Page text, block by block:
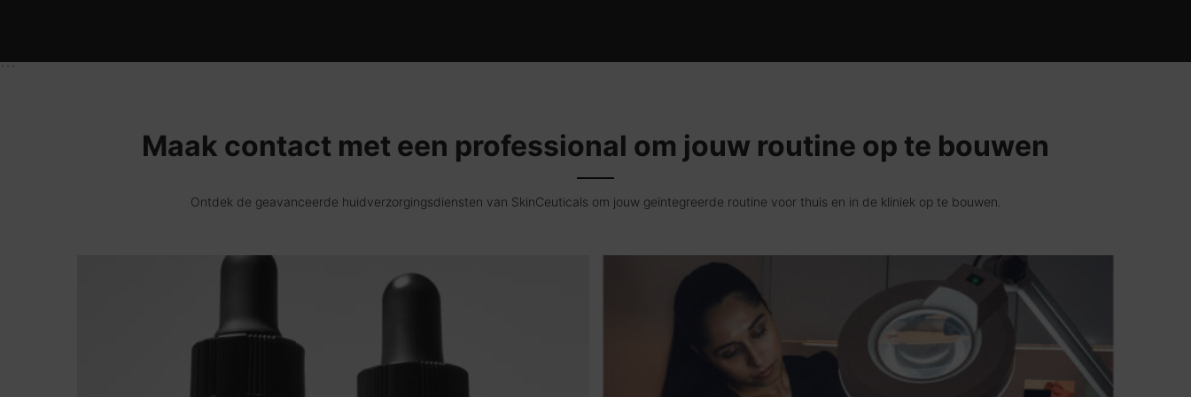
```
Maak contact met een professional om jouw routine op te bouwen
Ontdek de geavanceerde huidverzorgingsdiensten van SkinCeuticals om jouw geïntegreerde routine voor thuis en in de kliniek op te bouwen.